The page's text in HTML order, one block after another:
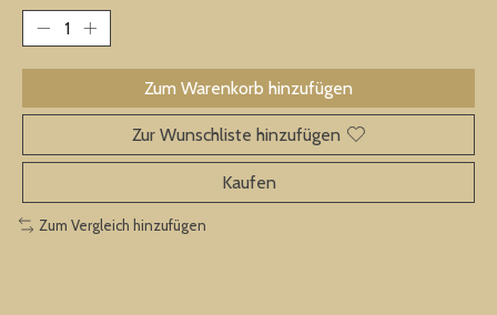
Zum Warenkorb hinzufügen
Zur Wunschliste hinzufügen
Kaufen
Zum Vergleich hinzufügen